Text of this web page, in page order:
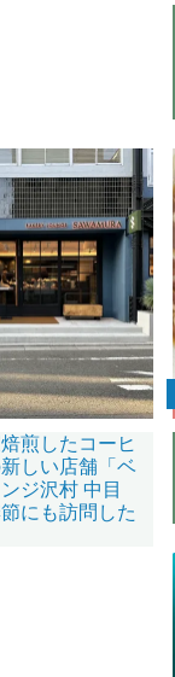
煎したコーヒ
しい店舗「ベ
ジ沢村 中目
にも訪問した